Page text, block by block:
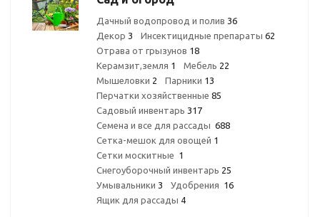
Дачный водопровод и полив 36
Декор 3 Инсектицидные препараты 62
Отрава от грызунов 18
Керамзит,земля 1 Мебель 22
Мышеловки 2 Парники 13
Перчатки хозяйственные 85
Садовый инвентарь 317
Семена и все для рассады 688
Сетка-мешок для овощей 1
Сетки москитные 1
Снегоуборочный инвентарь 25
Умывальники 3 Удобрения 16
Ящик для рассады 4